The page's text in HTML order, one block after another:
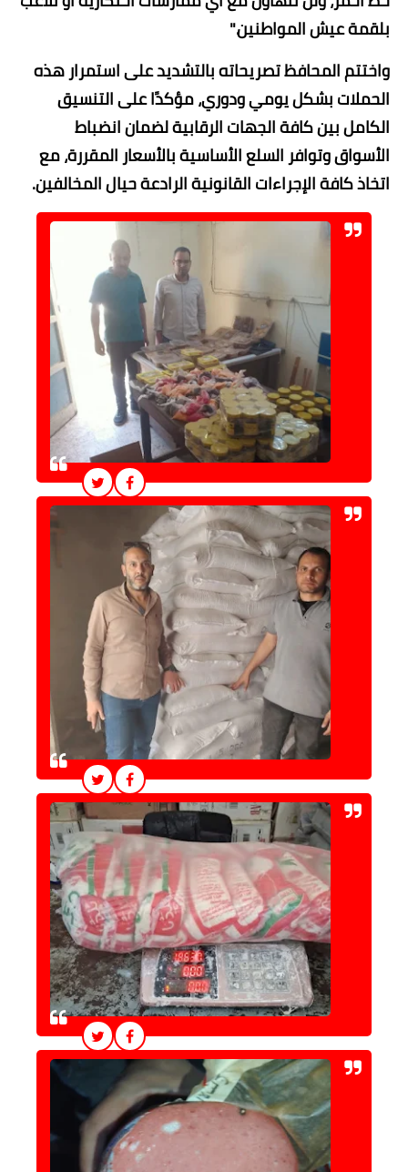
بلقمة عيش المواطنين."
​واختتم المحافظ تصريحاته بالتشديد على استمرار هذه
الحملات بشكل يومي ودوري، مؤكدًا على التنسيق
الكامل بين كافة الجهات الرقابية لضمان انضباط
الأسواق وتوافر السلع الأساسية بالأسعار المقررة، مع
اتخاذ كافة الإجراءات القانونية الرادعة حيال المخالفين.